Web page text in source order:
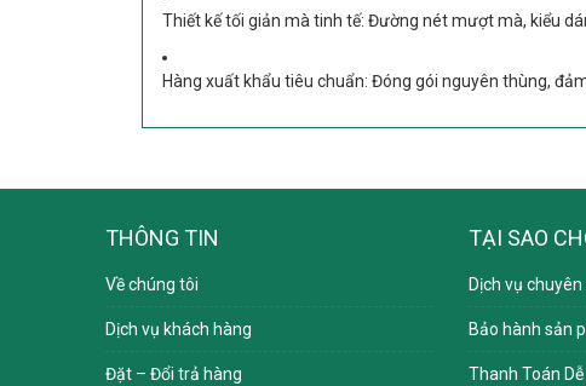
Thiết kế tối giản mà tinh tế: Đường nét mượt mà, kiểu
Hàng xuất khẩu tiêu chuẩn: Đóng gói nguyên thùng,
THÔNG TIN
Về chúng tôi
Dịch vụ khách hàng
Đặt – Đổi trả hàng
TẠI SAO
Dịch vụ
Bảo hành sản
Thanh Toán